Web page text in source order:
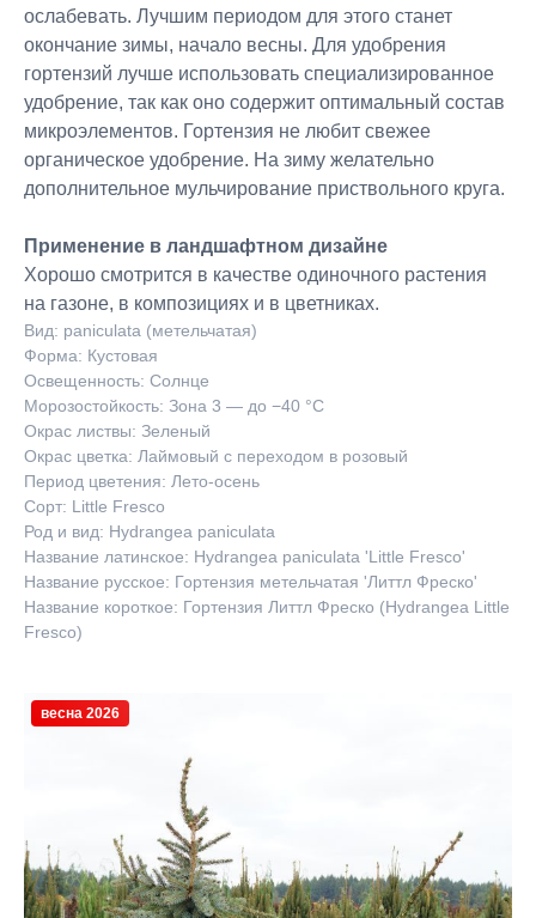
ослабевать. Лучшим периодом для этого станет
окончание зимы, начало весны. Для удобрения
гортензий лучше использовать специализированное
удобрение, так как оно содержит оптимальный состав
микроэлементов. Гортензия не любит свежее
органическое удобрение. На зиму желательно
дополнительное мульчирование приствольного круга.
Применение в ландшафтном дизайне
Хорошо смотрится в качестве одиночного растения
на газоне, в композициях и в цветниках.
Вид: paniculata (метельчатая)
Форма: Кустовая
Освещенность: Солнце
Морозостойкость: Зона 3 — до −40 °C
Окрас листвы: Зеленый
Окрас цветка: Лаймовый с переходом в розовый
Период цветения: Лето-осень
Сорт: Little Fresco
Род и вид: Hydrangea paniculata
Название латинское: Hydrangea paniculata 'Little Fresco'
Название русское: Гортензия метельчатая 'Литтл Фреско'
Название короткое: Гортензия Литтл Фреско (Hydrangea Little
Fresco)
весна 2026